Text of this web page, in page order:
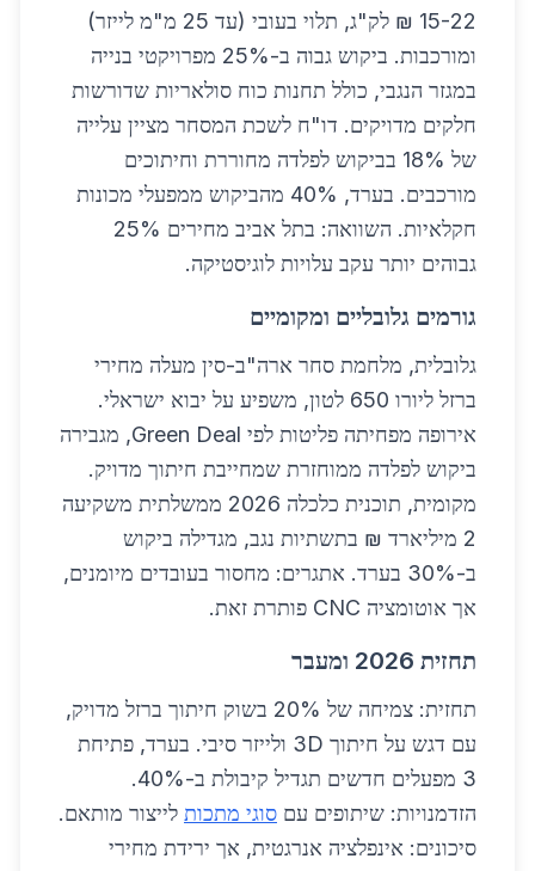
15-22 ₪ לק"ג, תלוי בעובי (עד 25 מ"מ לייזר)
ומורכבות. ביקוש גבוה ב-25% מפרויקטי בנייה
במגזר הנגבי, כולל תחנות כוח סולאריות שדורשות
חלקים מדויקים. דו"ח לשכת המסחר מציין עלייה
של 18% בביקוש לפלדה מחוררת וחיתוכים
מורכבים. בערד, 40% מהביקוש ממפעלי מכונות
חקלאיות. השוואה: בתל אביב מחירים 25%
גבוהים יותר עקב עלויות לוגיסטיקה.
גורמים גלובליים ומקומיים
גלובלית, מלחמת סחר ארה"ב-סין מעלה מחירי
ברזל ליורו 650 לטון, משפיע על יבוא ישראלי.
אירופה מפחיתה פליטות לפי Green Deal, מגבירה
ביקוש לפלדה ממוחזרת שמחייבת חיתוך מדויק.
מקומית, תוכנית כלכלה 2026 ממשלתית משקיעה
2 מיליארד ₪ בתשתיות נגב, מגדילה ביקוש
ב-30% בערד. אתגרים: מחסור בעובדים מיומנים,
אך אוטומציה CNC פותרת זאת.
תחזית 2026 ומעבר
תחזית: צמיחה של 20% בשוק חיתוך ברזל מדויק,
עם דגש על חיתוך 3D ולייזר סיבי. בערד, פתיחת
3 מפעלים חדשים תגדיל קיבולת ב-40%.
הזדמנויות: שיתופים עם סוגי מתכות לייצור מותאם.
סיכונים: אינפלציה אנרגטית, אך ירידת מחירי